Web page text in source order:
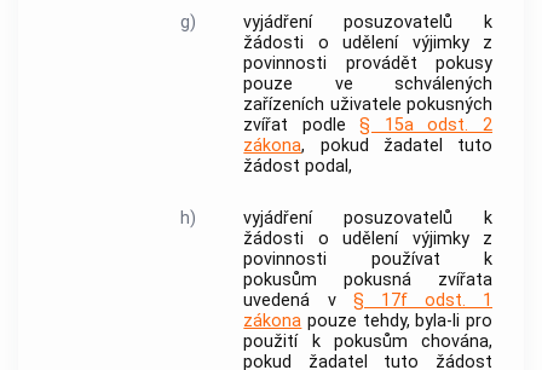
g)
vyjádření posuzovatelů k
žádosti o udělení výjimky z
povinnosti provádět pokusy
pouze ve schválených
zařízeních uživatele pokusných
zvířat podle§ 15a odst. 2
zákona, pokud žadatel tuto
žádost podal,
h)
vyjádření posuzovatelů k
žádosti o udělení výjimky z
povinnosti používat k
pokusům pokusná zvířata
uvedená v § 17f odst. 1
zákona pouze tehdy, byla-li pro
použití k pokusům chována,
pokud žadatel tuto žádost